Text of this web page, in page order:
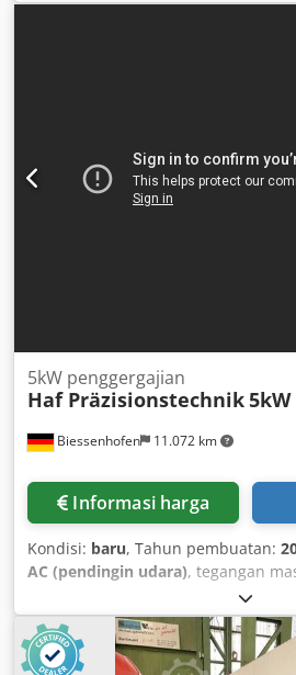
kg, equipped with STBB HAB S
complete documentation. Dodpfx
Biessenhofen 11.072 km
5kW penggergajian
Haf Präzisionstechnik5kW
Informasi harga
Kondisi: baru, Tahun pembuatan:
AC (pendingin udara), tegangan
, Gergaji rantai
5 kW sangat cocok untuk
meter dalam kombinasi dengan
Dengan memotong seluruh bundel